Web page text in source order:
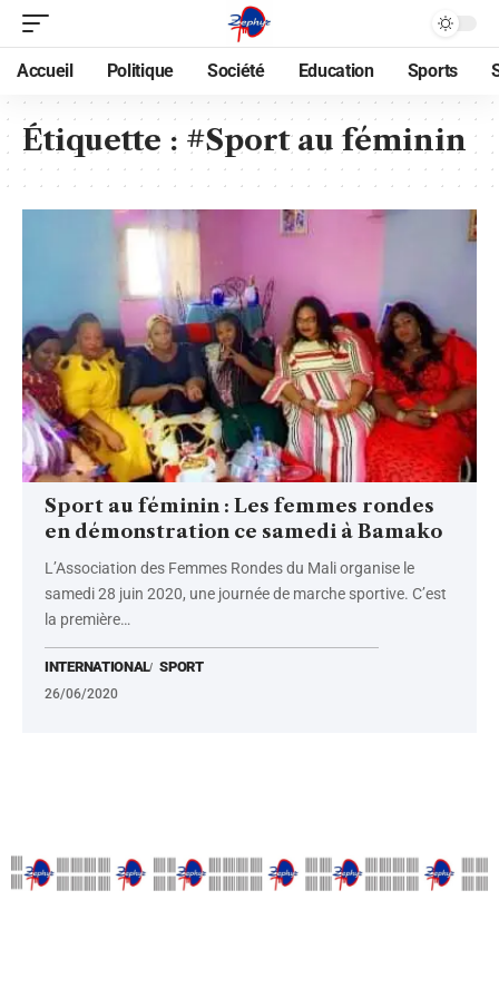
Accueil Politique Société Education Sports
Étiquette : #Sport au féminin
Sport au féminin : Les femmes rondes
en démonstration ce samedi à Bamako
L’Association des Femmes Rondes du Mali organise le
samedi 28 juin 2020, une journée de marche sportive. C’est
la première…
INTERNATIONAL SPORT
26/06/2020